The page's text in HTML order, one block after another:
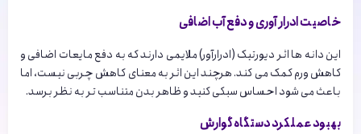
خاصیت ادرار آوری و دفع آب اضافی
این دانه ها اثر دیورتیک (ادرارآور) ملایمی دارند که به دفع مایعات اضافی و
کاهش ورم کمک می کند. هرچند این اثر به معنای کاهش چربی نیست، اما
باعث می شود احساس سبکی کنید و ظاهر بدن متناسب تر به نظر برسد.
بهبود عملکرد دستگاه گوارش